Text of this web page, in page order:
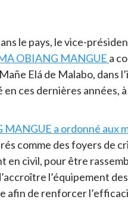
le pays, le vice-
OBIANG MANGUE a
Elá de Malabo, dans
ces dernières années,
a ordonné aux
comme des foyers de
en civil, pour être
l’équipement
afin de renforcer